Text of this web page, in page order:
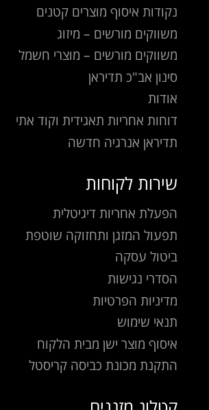
נקודות איסוף מוצרים קטנים
משווקים מורשים – מיזוג
משווקים מורשים – מוצרי חשמל
סינון אב"כ תדיראן
אודות
דוחות אחריות תאגידית וקוד אתי
תדיראן אנרגיה חדשה
שירות לקוחות
הפעלת אחריות דיגיטלית
תפעול המזגן ותחזוקה שוטפת
ביטול עסקה
הסדרי נגישות
מדיניות הפרטיות
תנאי שימוש
איסוף מוצר ישן מבית הלקוח
התקנת מכונת כביסה קריסטל